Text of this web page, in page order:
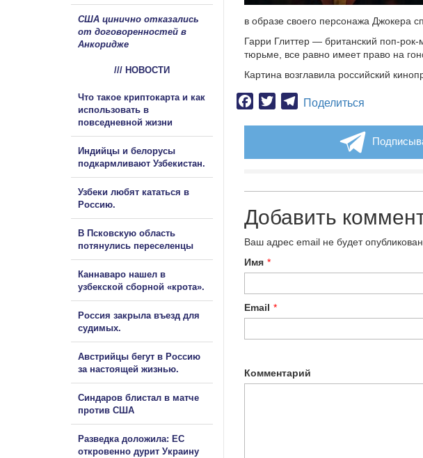
в образе своего персонажа Джокера
Гарри Глиттер — британский поп-
тюрьме, все равно имеет право на
Картина возглавила российский
Facebook
TwitterTelegram
Поделиться
Добавить
Ваш адрес email не будет опубликован.
Имя *
Email *
Комментарий
США цинично отказались
от договоренностей в
Анкоридже
/// НОВОСТИ
Что такое криптокарта и как
использовать в
повседневной жизни
Индийцы и белорусы
подкармливают Узбекистан.
Узбеки любят кататься в
Россию.
В Псковскую область
потянулись переселенцы
Каннаваро нашел в
узбекской сборной «крота».
Россия закрыла въезд для
судимых.
Австрийцы бегут в Россию
за настоящей жизнью.
Синдаров блистал в матче
против США
Разведка доложила: ЕС
откровенно дурит Украину